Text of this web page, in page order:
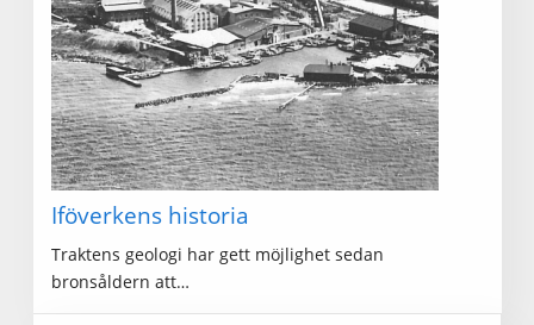
Iföverkens historia
Traktens geologi har gett möjlighet sedan
bronsåldern att…